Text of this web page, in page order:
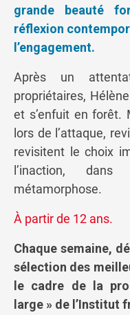
grande beauté
réflexion
l’engagement.
Après un
propriétaires,
et s’enfuit en forêt.
lors de l’attaque,
revisitent le choix
l’inaction,
métamorphose.
À partir de 12 ans.
Chaque semaine,
sélection des
le cadre de la
large » de l’Institut